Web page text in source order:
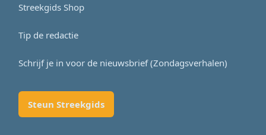
Streekgids Shop
Tip de redactie
Schrijf je in voor de nieuwsbrief (Zondagsverhalen)
Steun Streekgids